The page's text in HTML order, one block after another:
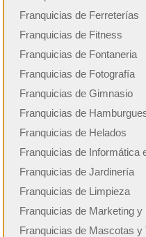
Franquicias de Ferreterías
Franquicias de Fitness
Franquicias de Fontaneria
Franquicias de Fotografía
Franquicias de Gimnasio
Franquicias de
Franquicias de Helados
Franquicias de Informática
Franquicias de Jardinería
Franquicias de Limpieza
Franquicias de Marketing y
Franquicias de Mascotas y